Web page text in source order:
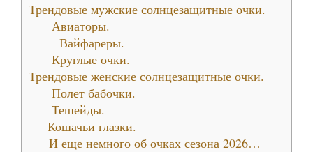
Трендовые мужские солнцезащитные очки.
Авиаторы.
Вайфареры.
Круглые очки.
Трендовые женские солнцезащитные очки.
Полет бабочки.
Тешейды.
Кошачьи глазки.
И еще немного об очках сезона 2026…